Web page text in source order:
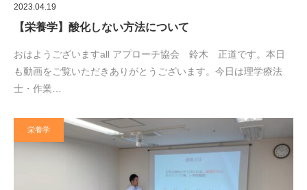
2023.04.19
【栄養学】酸化しない方法について
おはようございますall アプローチ協会 鈴木 正道です。本日
も動画をご覧いただきありがとうございます。今日は理学療法
士・作業…
栄養学